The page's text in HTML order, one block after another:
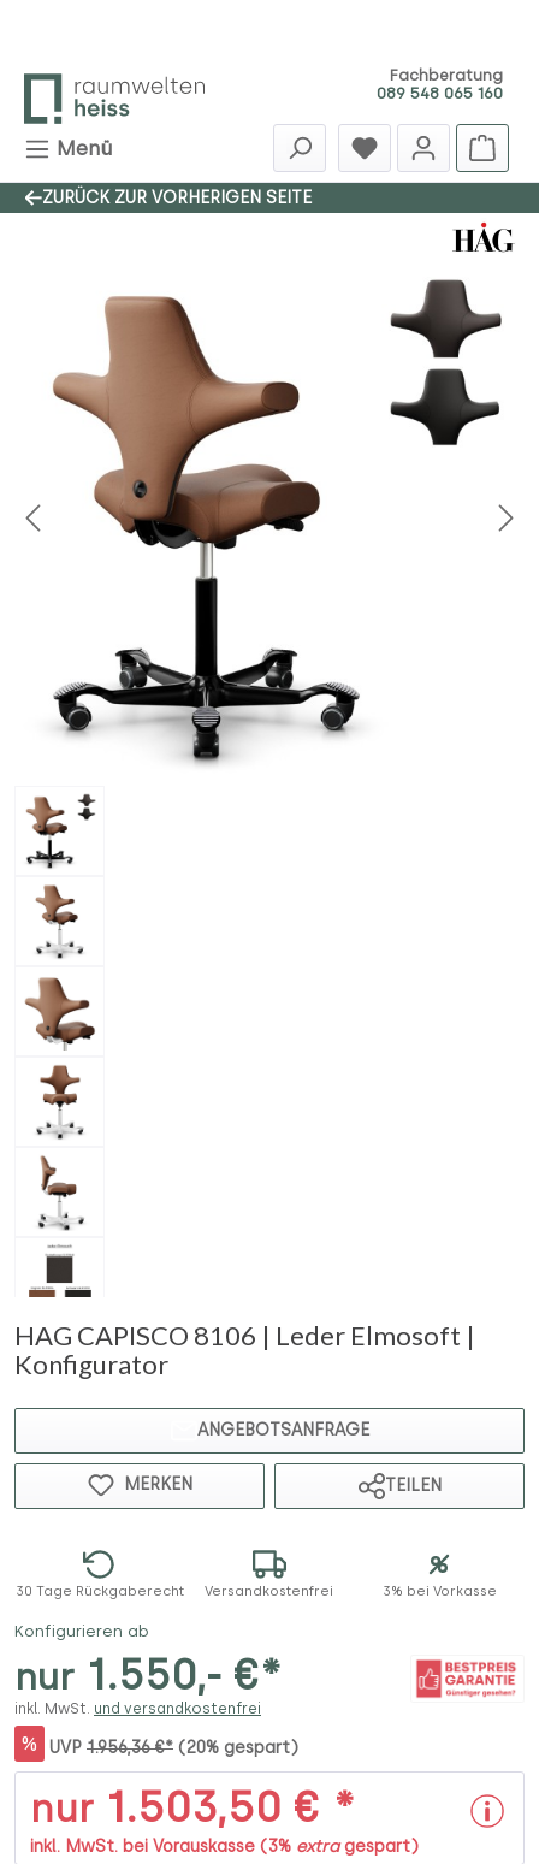
Fachberatung
089 548 065 160
Menü
ZURÜCK ZUR VORHERIGEN SEITE
HAG CAPISCO 8106 | Leder Elmosoft |
Konfigurator
ANGEBOTSANFRAGE
MERKEN TEILEN
30 Tage Rückgaberecht Versandkostenfrei 3% bei Vorkasse
Konfigurieren ab
nur 1.550,- €*
inkl. MwSt. und versandkostenfrei
% UVP 1.956,36 €* (20% gespart)
nur 1.503,50 € *
inkl. MwSt. bei Vorauskasse (3% extragespart)